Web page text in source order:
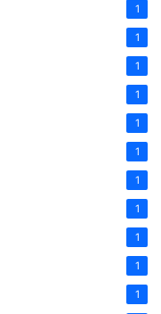
1
1
1
1
1
1
1
1
1
1
1